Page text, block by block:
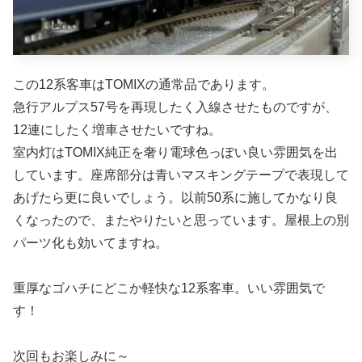
この12系客車はTOMIXの通常品であります。
急行アルプス57号を再現したく入線させたものですが、
12連にしたく増車させたいですね。
室内灯はTOMIX純正を奢り電球色っぽい良い雰囲気を出
しています。座席部分は青いマスキングテープで表現して
あげたら更に良いでしょう。以前50系に施してかなり良
くなったので、またやりたいと思っています。屋根上の別
パーツ化も効いてますね。
重厚なゴハチにどこか軽快な12系客車。いい雰囲気で
す！
次回もお楽しみに～